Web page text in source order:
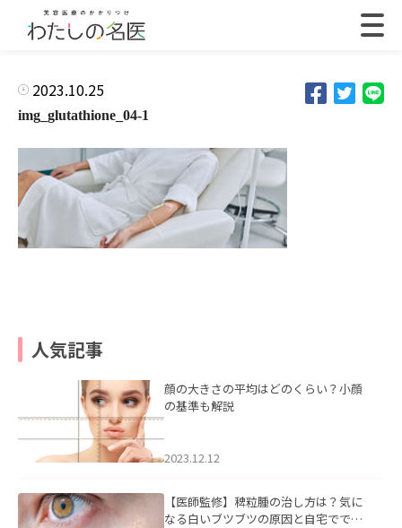
2023.10.25
img_glutathione_04-1
人気記事
顔の大きさの平均はどのくらい？小顔
の基準も解説
2023.12.12
【医師監修】稗粒腫の治し方は？気に
なる白いブツブツの原因と自宅ででき